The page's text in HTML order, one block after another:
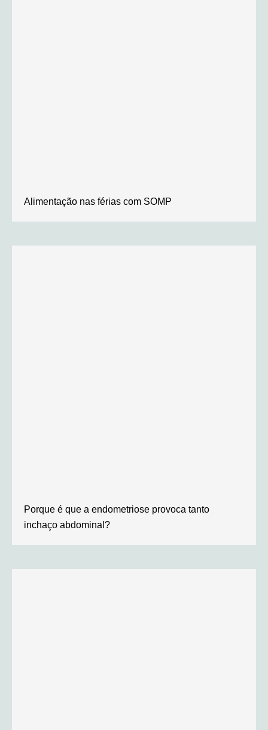
Alimentação nas férias com SOMP
Porque é que a endometriose provoca tanto
inchaço abdominal?